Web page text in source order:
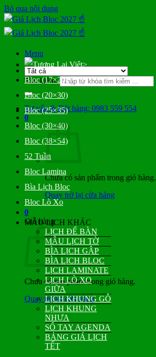
Bỏ qua nội dung
Menu
Tìm kiếm:
Tư vấn & Đặt hàng: 0983 559 554
0
Chưa có sản phẩm trong giỏ hàng.
Quay trở lại cửa hàng
0
Giỏ hàng
Chưa có sản phẩm trong giỏ hàng.
Quay trở lại cửa hàng
>
Bloc (17×24)
Bloc (20×30)
Bloc (25×35)
Bloc (30×40)
Bloc (38×54)
52 Tuần
Bloc Lamina
Bìa Lịch Bloc
Bloc Lò Xo
MẪU LỊCH KHÁC
LỊCH ĐỂ BÀN
MẪU LỊCH TỜ
BÌA LỊCH GẬP
BÌA LỊCH BLOC
LỊCH LAMINATE
LỊCH LÒ XO
GIỮA
LỊCH KHUNG GỖ
LỊCH KHUNG
NHỰA
SỔ TAY AGENDA
BẢNG GIÁ LỊCH
TẾT